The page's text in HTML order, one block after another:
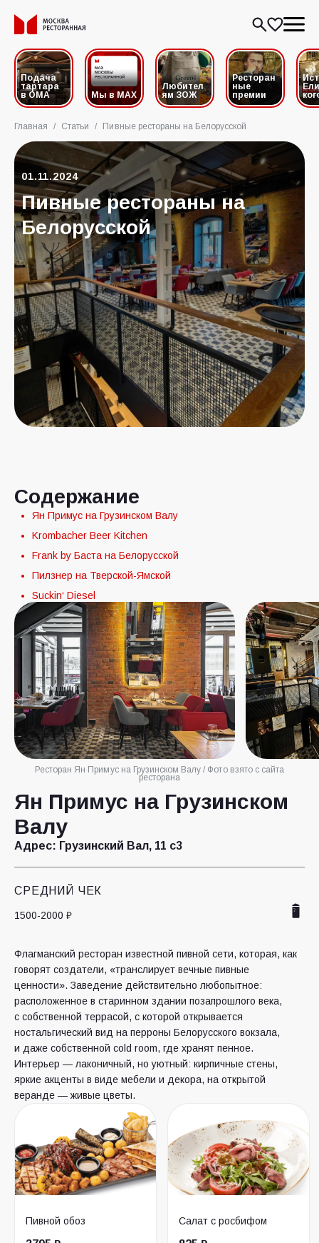
Подача
тартара
в ОМА
Мы в MAX
Любител
ям ЗОЖ
Ресторан
ные
премии
Главная / Статьи / Пивные рестораны на Белорусской
01.11.2024
Пивные рестораны на
Белорусской
Содержание
Ян Примус на Грузинском Валу
Krombacher Beer Kitchen
Frank by Баста на Белорусской
Пилзнер на Тверской-Ямской
Suckin‘ Diesel
Ресторан Ян Примус на Грузинском Валу / Фото взято с сайта
ресторана
Ян Примус на Грузинском
Валу
Адрес: Грузинский Вал, 11 с3
СРЕДНИЙ ЧЕК
1500-2000 ₽
Флагманский ресторан известной пивной сети, которая, как
говорят создатели, «транслирует вечные пивные
ценности». Заведение действительно любопытное:
расположенное в старинном здании позапрошлого века,
с собственной террасой, с которой открывается
ностальгический вид на перроны Белорусского вокзала,
и даже собственной cold room, где хранят пенное.
Интерьер — лаконичный, но уютный: кирпичные стены,
яркие акценты в виде мебели и декора, на открытой
веранде — живые цветы.
Пивной обоз Салат с росбифом